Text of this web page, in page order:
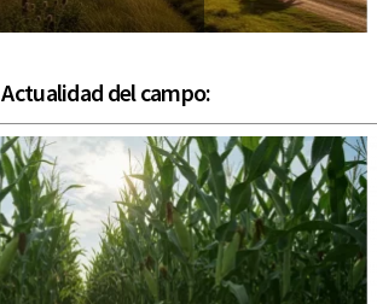
Actualidad del campo: